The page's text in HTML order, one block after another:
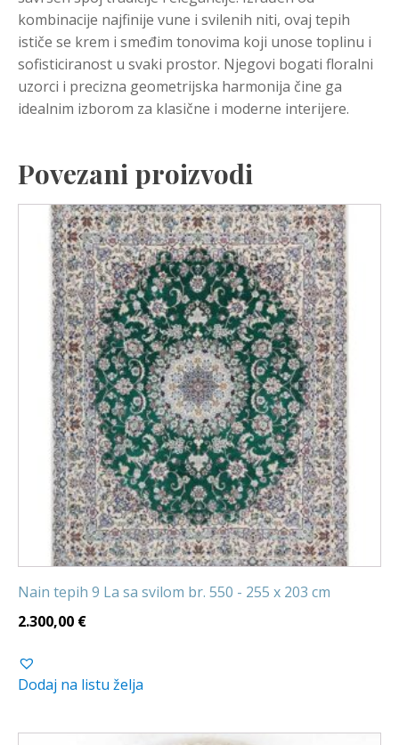
kombinacije najfinije vune i svilenih niti, ovaj tepih
ističe se krem i smeđim tonovima koji unose toplinu i
sofisticiranost u svaki prostor. Njegovi bogati floralni
uzorci i precizna geometrijska harmonija čine ga
idealnim izborom za klasične i moderne interijere.
Povezani proizvodi
Nain tepih 9 La sa svilom br. 550 - 255 x 203 cm
2.300,00 €
Dodaj na listu želja